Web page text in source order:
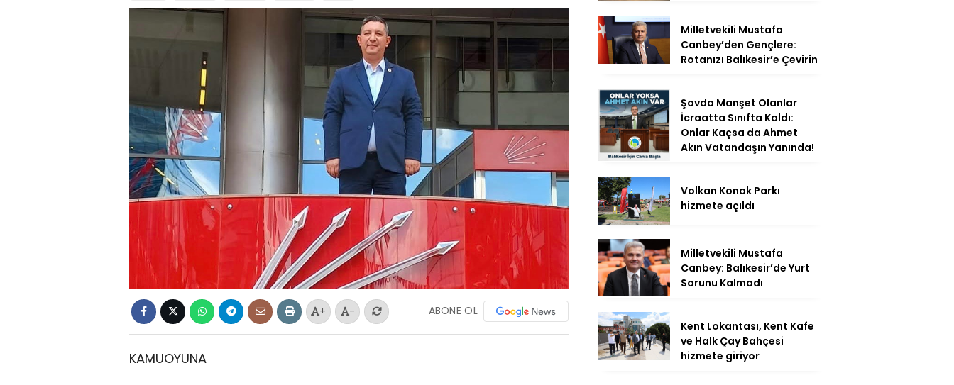
+ - ABONE OL
KAMUOYUNA
Milletvekili Mustafa
Canbey’den Gençlere:
Rotanızı Balıkesir’e Çevirin
Şovda Manşet Olanlar
İcraatta Sınıfta Kaldı:
Onlar Kaçsa da Ahmet
Akın Vatandaşın Yanında!
Volkan Konak Parkı
hizmete açıldı
Milletvekili Mustafa
Canbey: Balıkesir’de Yurt
Sorunu Kalmadı
Kent Lokantası, Kent Kafe
ve Halk Çay Bahçesi
hizmete giriyor